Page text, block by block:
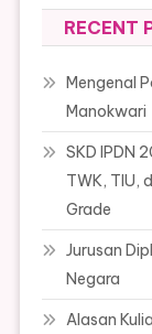
RECENT
Mengenal
Manokwari
SKD IPDN
TWK, TIU,
Grade
Jurusan
Negara
Alasan